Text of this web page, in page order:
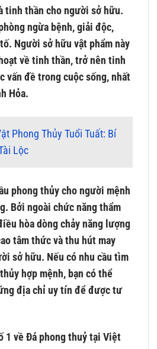
tinh thần cho người sở hữu.
ngừa bệnh, giải độc,
Người sở hữu vật phẩm này
về tinh thần, trở nên tinh
vấn đề trong cuộc sống, nhất
Hỏa.
Phong Thủy Tuổi Tuất: Bí
Lộc
phong thủy cho người mệnh
Bởi ngoài chức năng thẩm
hòa dòng chảy năng lượng
tâm thức và thu hút may
sở hữu. Nếu có nhu cầu tìm
hợp mệnh, bạn có thể
địa chỉ uy tín để được tư
1 về Đá phong thuỷ tại Việt